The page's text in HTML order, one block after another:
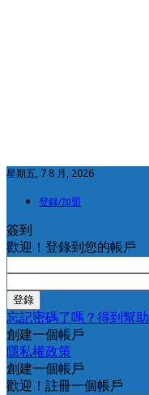
星期五, 7 8 月, 2026
登錄/加盟
簽到
歡迎！登錄到您的帳戶
忘記密碼了嗎？得到幫助
創建一個帳戶
隱私權政策
創建一個帳戶
歡迎！註冊一個帳戶